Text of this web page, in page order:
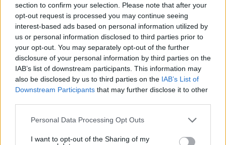
section to confirm your selection. Please note that after your
opt-out request is processed you may continue seeing
interest-based ads based on personal information utilized by
us or personal information disclosed to third parties prior to
your opt-out. You may separately opt-out of the further
disclosure of your personal information by third parties on the
IAB’s list of downstream participants. This information may
also be disclosed by us to third parties on the IAB’s List of
Downstream Participants that may further disclose it to other
Please note that this website/app uses one or more Google
not limited to your visit or usage behaviour. You may click to
Personal Data Processing Opt Outs
I want to opt-out of the Sharing of my
16.02.2026, 21:20 17